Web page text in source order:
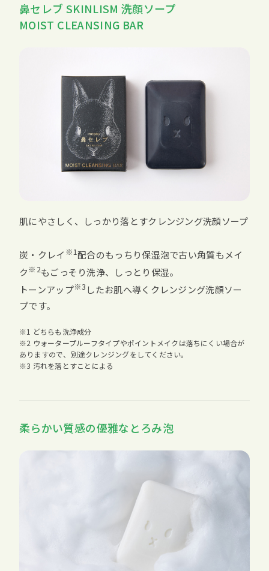
鼻セレブ SKINLISM 洗顔ソープ
MOIST CLEANSING BAR
肌にやさしく、しっかり落とすクレンジング洗顔ソープ
炭・クレイ ※1配合のもっちり保湿泡で古い角質もメイ
ク※2もごっそり洗浄、しっとり保湿。
トーンアップ※3 したお肌へ導くクレンジング洗顔ソー
プです。
※1 どちらも洗浄成分
※2 ウォータープルーフタイプやポイントメイクは落ちにくい場合が
ありますので、別途クレンジングをしてください。
※3 汚れを落とすことによる
柔らかい質感の優雅なとろみ泡